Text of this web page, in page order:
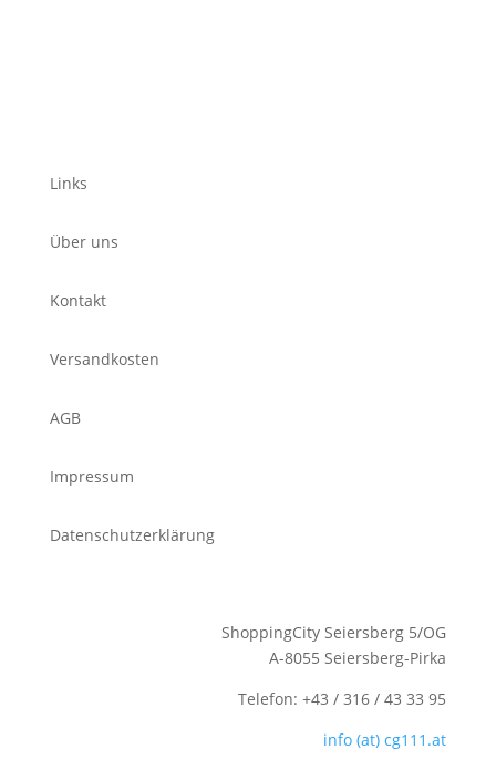
Links
Über uns
Kontakt
Versandkosten
AGB
Impressum
Datenschutzerklärung
ShoppingCity Seiersberg 5/OG
A-8055 Seiersberg-Pirka
Telefon: +43 / 316 / 43 33 95
info (at) cg111.at